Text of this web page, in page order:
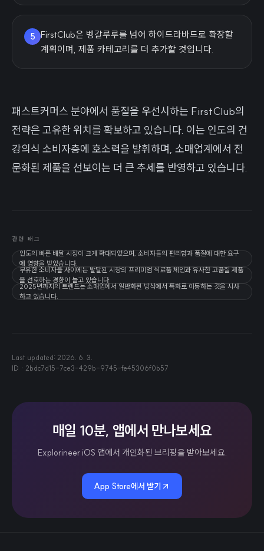
5 FirstClub은 벵갈루루를 넘어 하이드라바드로 확장할
계획이며, 제품 카테고리를 더 추가할 것입니다.
패스트커머스 분야에서 품질을 우선시하는 FirstClub의
전략은 고유한 위치를 확보하고 있습니다. 이는 인도의 건
강의식 소비자층에 호소력을 발휘하며, 소매업계에서 전
문화된 제품을 선보이는 더 큰 추세를 반영하고 있습니다.
관련 태그
인도의 빠른 배달 시장이 크게 확대되었으며, 소비자들의 편리함과 품질에 대한 요구
에 영향을 받았습니다.
부유한 소비자들 사이에는 발달된 시장의 프리미엄 식료품 체인과 유사한 고품질 제품
을 선호하는 경향이 늘고 있습니다.
2025년까지의 트렌드는 소매업에서 일반화된 방식에서 특화로 이동하는 것을 시사
하고 있습니다.
Last updated: 2026. 6. 3.
ID · 2bdc7d15-7ce3-429b-9745-fe45306f0b57
매일 10분, 앱에서 만나보세요
Explorineer iOS 앱에서 개인화된 브리핑을 받아보세요.
App Store에서 받기